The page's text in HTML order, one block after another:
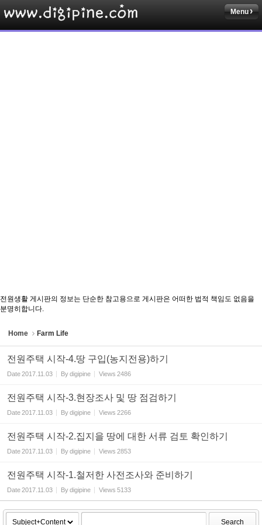
Menu
전원생활 게시판의 정보는 단순한 참고용으로 게시판은 어떠한 법적 책임도 없음을
분명히합니다.
Home Farm Life
전원주택 시작-4.땅 구입(농지전용)하기
Date2017.11.03 Bydigipine Views 2486
전원주택 시작-3.현장조사 및 땅 점검하기
Date2017.11.03 Bydigipine Views 2266
전원주택 시작-2.집지을 땅에 대한 서류 검토 확인하기
Date2017.11.03 Bydigipine Views 2853
전원주택 시작-1.철저한 사전조사와 준비하기
Date2017.11.03 Bydigipine Views 5133
Search
Sketchbook5, 스케치북5